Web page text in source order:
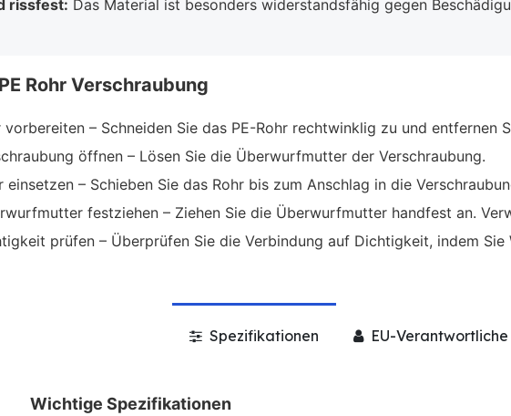
rissfest: Das Material ist besonders widerstandsfähig gegen
Rohr Verschraubung
vorbereiten – Schneiden Sie das PE-Rohr rechtwinklig zu und entfernen
öffnen – Lösen Sie die Überwurfmutter der Verschraubung.
einsetzen – Schieben Sie das Rohr bis zum Anschlag in die
festziehen – Ziehen Sie die Überwurfmutter handfest an.
prüfen – Überprüfen Sie die Verbindung auf Dichtigkeit, indem Sie
Spezifikationen EU-Verantwortliche
Wichtige Spezifikationen